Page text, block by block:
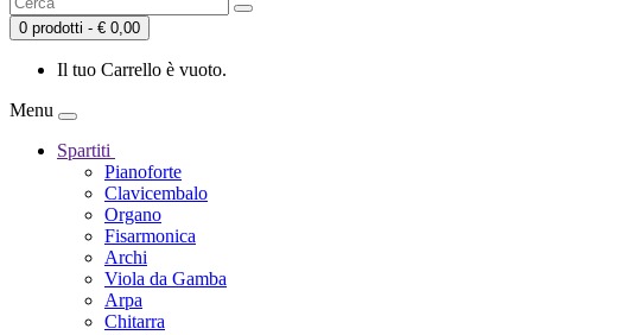
0 prodotti - € 0,00
Il tuo Carrello è vuoto.
Menu
Spartiti
Pianoforte
Clavicembalo
Organo
Fisarmonica
Archi
Viola da Gamba
Arpa
Chitarra